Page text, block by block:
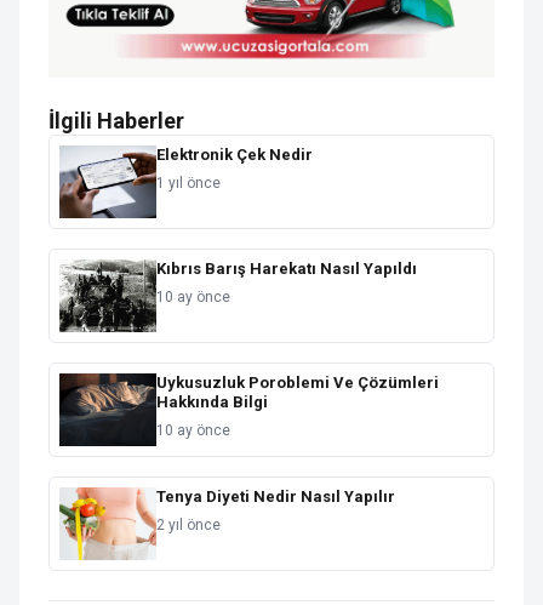
İlgili Haberler
Elektronik Çek Nedir
1 yıl önce
Kıbrıs Barış Harekatı Nasıl Yapıldı
10 ay önce
Uykusuzluk Poroblemi Ve Çözümleri
Hakkında Bilgi
10 ay önce
Tenya Diyeti Nedir Nasıl Yapılır
2 yıl önce